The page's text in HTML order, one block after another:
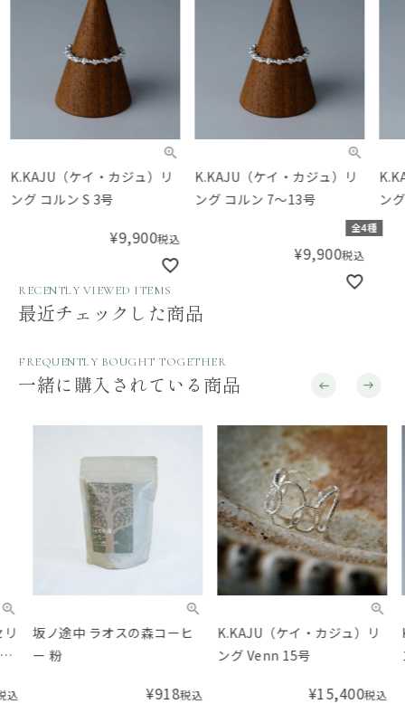
K.KAJU（ケイ・カジュ）リ
ング コルン S 3号
¥9,900税込
K.KAJU（ケイ・カジュ）リ
ング コルン 7～13号
全4種
¥9,900税込
ン
RECENTLY VIEWED ITEMS
最近チェックした商品
FREQUENTLY BOUGHT TOGETHER
一緒に購入されている商品
坂ノ途中 ラオスの森コーヒ
ー 粉
918税込
K.KAJU（ケイ・カジュ）リ
ング Venn 15号
15,400税込
ン